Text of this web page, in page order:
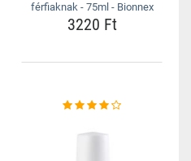
férfiaknak - 75ml - Bionnex
3220 Ft